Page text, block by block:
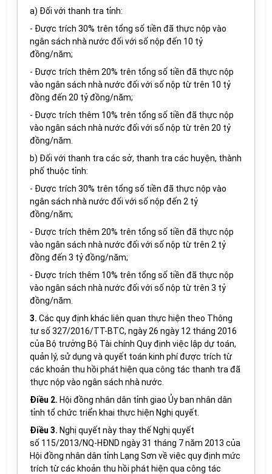
a) Đối với thanh tra tỉnh:
- Được trích 30% trên tổng số tiền đã thực nộp vào
ngân sách nhà nước đối với số nộp đến 10 tỷ
đồng/năm;
- Được trích thêm 20% trên tổng số tiền đã thực nộp
vào ngân sách nhà nước đối với số nộp từ trên 10 tỷ
đồng đến 20 tỷ đồng/năm;
- Được trích thêm 10% trên tổng số tiền đã thực nộp
vào ngân sách nhà nước đối với số nộp từ trên 20 tỷ
đồng/năm.
b) Đối với thanh tra các sở, thanh tra các huyện, thành
phố thuộc tỉnh:
- Được trích 30% trên tổng số tiền đã thực nộp vào
ngân sách nhà nước đối với số nộp đến 2 tỷ
đồng/năm;
- Được trích thêm 20% trên tổng số tiền đã thực nộp
vào ngân sách nhà nước đối với số nộp từ trên 2 tỷ
đồng đến 3 tỷ đồng/năm;
- Được trích thêm 10% trên tổng số tiền đã thực nộp
vào ngân sách nhà nước đối với số nộp từ trên 3 tỷ
đồng/năm.
3. Các quy định khác liên quan thực hiện theo Thông
tư số 327/2016/TT-BTC, ngày 26 ngày 12 tháng 2016
của Bộ trưởng Bộ Tài chính Quy định việc lập dự toán,
quản lý, sử dụng và quyết toán kinh phí được trích từ
các khoản thu hồi phát hiện qua công tác thanh tra đã
thực nộp vào ngân sách nhà nước.
Điều 2. Hội đồng nhân dân tỉnh giao Ủy ban nhân dân
tỉnh tổ chức triển khai thực hiện Nghị quyết.
Điều 3. Nghị quyết này thay thế Nghị quyết
số 115/2013/NQ-HĐND ngày 31 tháng 7 năm 2013 của
Hội đồng nhân dân tỉnh Lạng Sơn về việc quy định mức
trích từ các khoản thu hồi phát hiện qua công tác